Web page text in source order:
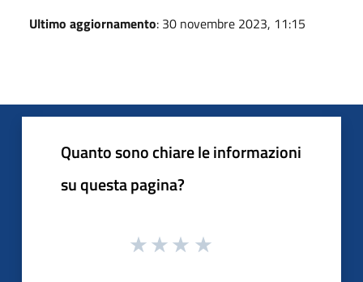
Ultimo aggiornamento: 30 novembre 2023, 11:15
Quanto sono chiare le informazioni
su questa pagina?